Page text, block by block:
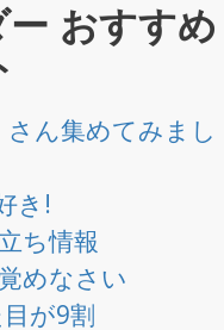
おすすめ
ん集めてみまし
き!
ち情報
めなさい
が9割